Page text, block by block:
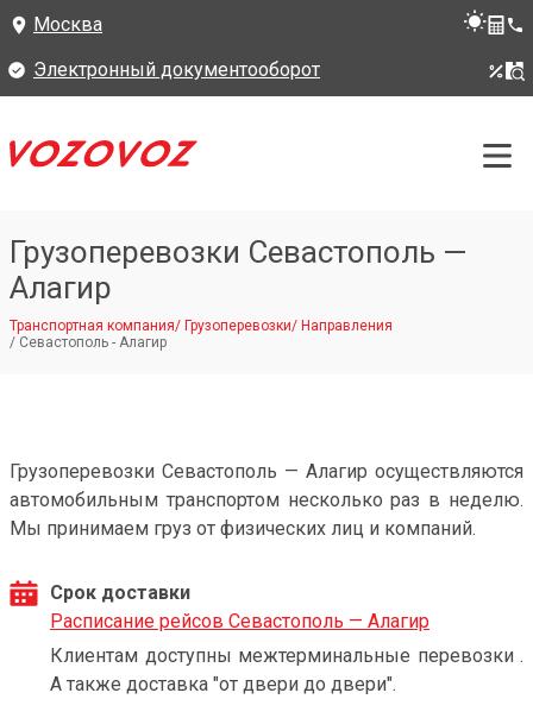
Москва
Электронный документооборот
Грузоперевозки Севастополь —
Алагир
Транспортная компания/ Грузоперевозки/ Направления
/ Севастополь - Алагир
Грузоперевозки Севастополь — Алагир осуществляются
автомобильным транспортом несколько раз в неделю.
Мы принимаем груз от физических лиц и компаний.
Срок доставки
Расписание рейсов Севастополь — Алагир
Клиентам доступны межтерминальные перевозки .
А также доставка "от двери до двери".